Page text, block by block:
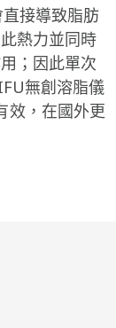
接導致脂肪
熱力並同時
；因此單次
無創溶脂儀
效，在國外更